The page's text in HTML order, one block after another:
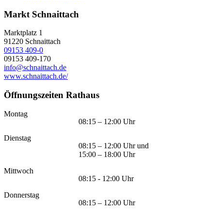
Markt Schnaittach
Marktplatz 1
91220 Schnaittach
09153 409-0
09153 409-170
info@schnaittach.de
www.schnaittach.de/
Öffnungszeiten Rathaus
Montag
08:15 – 12:00 Uhr
Dienstag
08:15 – 12:00 Uhr und
15:00 – 18:00 Uhr
Mittwoch
08:15 - 12:00 Uhr
Donnerstag
08:15 – 12:00 Uhr